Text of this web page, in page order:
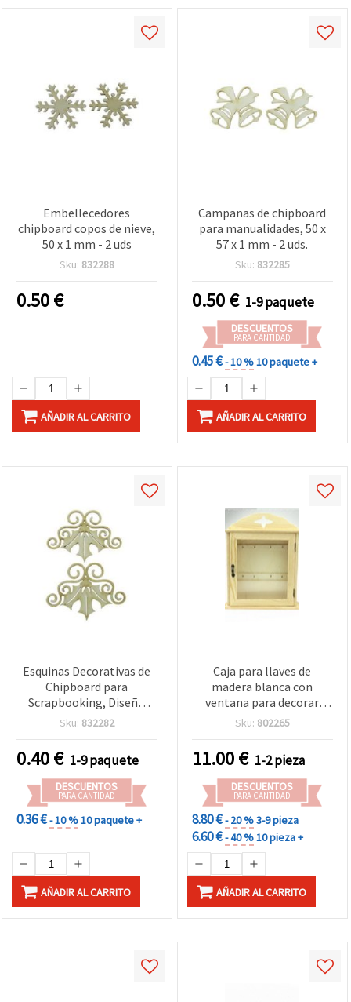
Embellecedores
chipboard copos de nieve,
50 x 1 mm - 2 uds
Sku: 832288
0.50€
AÑADIR AL CARRITO
Campanas de chipboard
para manualidades, 50 x
57 x 1 mm - 2 uds.
Sku: 832285
0.50€ 1-9 paquete
DESCUENTOS
PARA CANTIDAD
0.45 €- 10 %10 paquete +
AÑADIR AL CARRITO
Esquinas Decorativas de
Chipboard para
Scrapbooking, Diseño
Vintage, 60 x 45 x 1 mm - 2
Sku: 832282
0.40€ 1-9 paquete
DESCUENTOS
PARA CANTIDAD
0.36 €- 10 %10 paquete +
AÑADIR AL CARRITO
Caja para llaves de
madera blanca con
ventana para decorar
(DIY), 275 x 225 x 55 mm
Sku: 802265
11.00€ 1-2 pieza
DESCUENTOS
PARA CANTIDAD
8.80 €- 20 %3-9 pieza
6.60 €- 40 %10 pieza +
AÑADIR AL CARRITO